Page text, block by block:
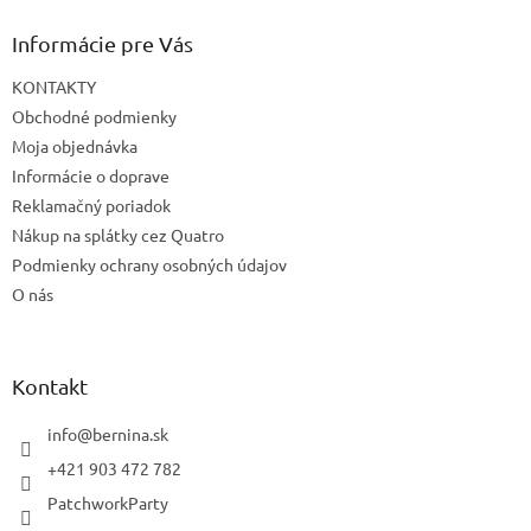
Informácie pre Vás
KONTAKTY
Obchodné podmienky
Moja objednávka
Informácie o doprave
Reklamačný poriadok
Nákup na splátky cez Quatro
Podmienky ochrany osobných údajov
O nás
Kontakt
info@bernina.sk
+421 903 472 782
PatchworkParty